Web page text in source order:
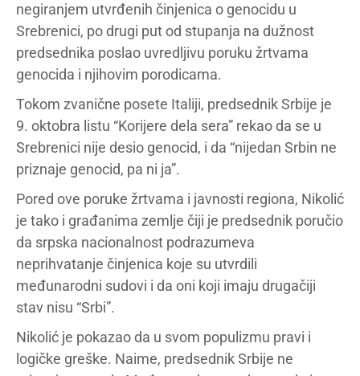
negiranjem utvrđenih činjenica o genocidu u
Srebrenici, po drugi put od stupanja na dužnost
predsednika poslao uvredljivu poruku žrtvama
genocida i njihovim porodicama.
Tokom zvanične posete Italiji, predsednik Srbije je
9. oktobra listu “Korijere dela sera” rekao da se u
Srebrenici nije desio genocid, i da “nijedan Srbin ne
priznaje genocid, pa ni ja”.
Pored ove poruke žrtvama i javnosti regiona, Nikolić
je tako i građanima zemlje čiji je predsednik poručio
da srpska nacionalnost podrazumeva
neprihvatanje činjenica koje su utvrdili
međunarodni sudovi i da oni koji imaju drugačiji
stav nisu “Srbi”.
Nikolić je pokazao da u svom populizmu pravi i
logičke greške. Naime, predsednik Srbije ne